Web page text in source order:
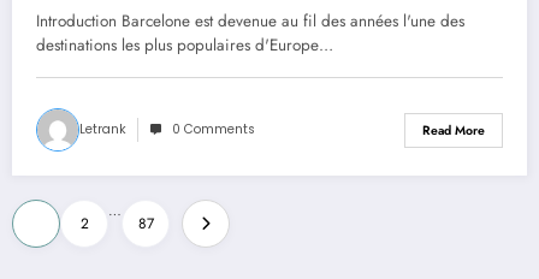
Introduction Barcelone est devenue au fil des années l'une des
destinations les plus populaires d'Europe…
Letrank 0 Comments Read More
Posts
pagination
2
…
87